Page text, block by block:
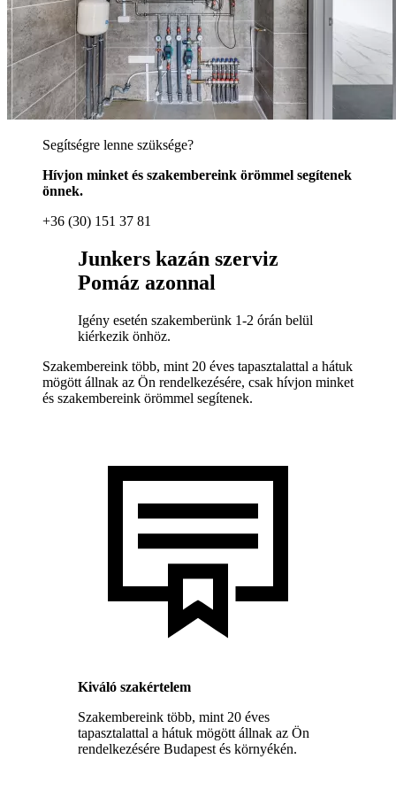
Segítségre lenne szüksége?
Hívjon minket és szakembereink örömmel segítenek
önnek.
+36 (30) 151 37 81
Junkers kazán szerviz
Pomáz azonnal
Igény esetén szakemberünk 1-2 órán belül
kiérkezik önhöz.
Szakembereink több, mint 20 éves tapasztalattal a hátuk
mögött állnak az Ön rendelkezésére, csak hívjon minket
és szakembereink örömmel segítenek.
Kiváló szakértelem
Szakembereink több, mint 20 éves
tapasztalattal a hátuk mögött állnak az Ön
rendelkezésére Budapest és környékén.